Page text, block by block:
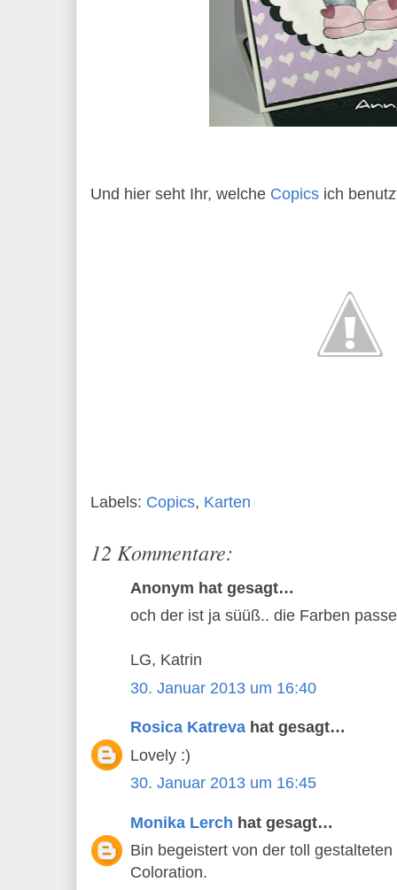
Und hier seht Ihr, welche Copics ich
Labels: Copics, Karten
12 Kommentare:
Anonym hat gesagt…
och der ist ja süüß.. die Farben
LG, Katrin
30. Januar 2013 um 16:40
Rosica Katreva hat gesagt…
Lovely :)
30. Januar 2013 um 16:45
Monika Lerch hat gesagt…
Bin begeistert von der toll
Coloration.